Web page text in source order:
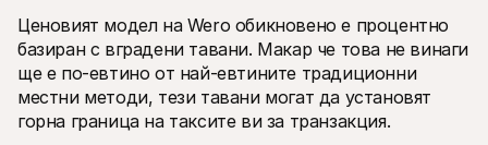
Ценовият модел на Wero обикновено е процентно
базиран с вградени тавани. Макар че това не винаги
ще е по-евтино от най-евтините традиционни
местни методи, тези тавани могат да установят
горна граница на таксите ви за транзакция.